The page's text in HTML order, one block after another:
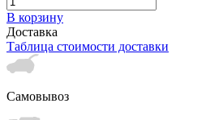
В корзину
Доставка
Таблица стоимости доставки
Самовывоз